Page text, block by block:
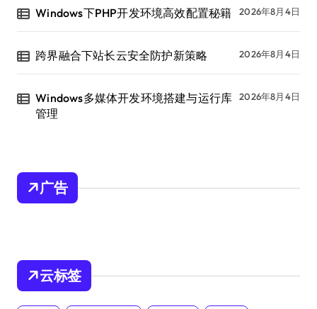
Windows下PHP开发环境高效配置秘籍 2026年8月4日
跨界融合下站长云安全防护新策略 2026年8月4日
Windows多媒体开发环境搭建与运行库
管理
2026年8月4日
广告
云标签